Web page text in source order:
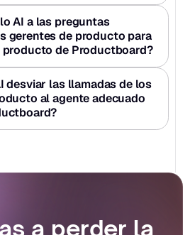
AI a las preguntas
gerentes de producto para
producto de Productboard?
desviar las llamadas de los
al agente adecuado
a perder la